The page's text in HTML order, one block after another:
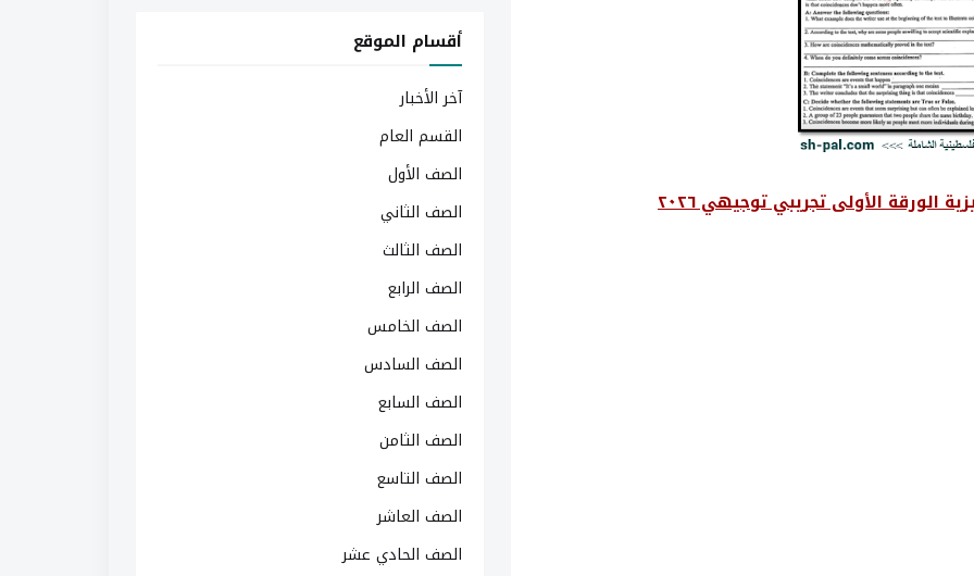
الورقة الأولى تجريبي توجيهي ٢٠٢٦
أقسام الموقع
آخر الأخبار
القسم العام
الصف الأول
الصف الثاني
الصف الثالث
الصف الرابع
الصف الخامس
الصف السادس
الصف السابع
الصف الثامن
الصف التاسع
الصف العاشر
الصف الحادي عشر